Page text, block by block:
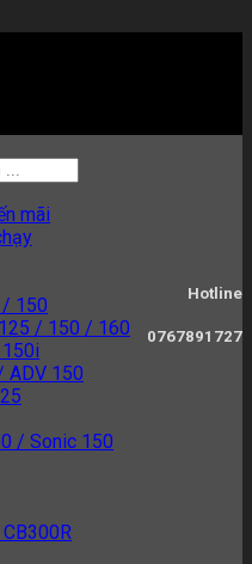
Hotline
0767891727
mãi
150
/ 150 / 160
ADV 150
/ Sonic 150